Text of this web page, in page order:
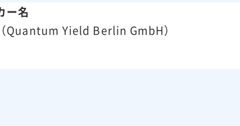
ー名
Quantum Yield Berlin GmbH）